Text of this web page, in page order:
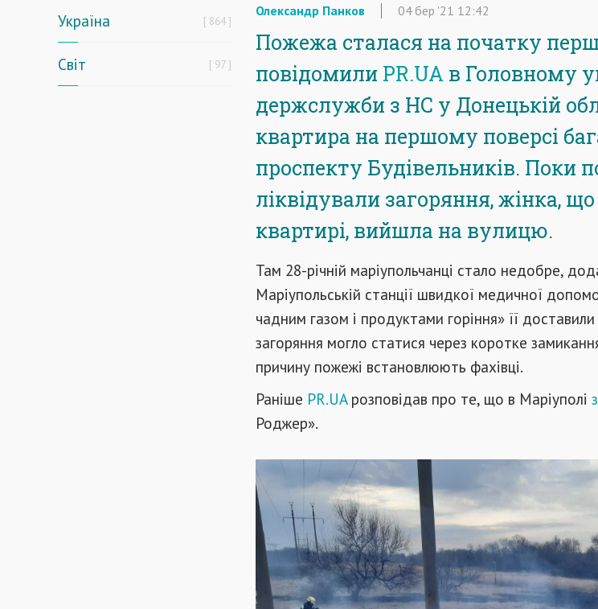
Україна 864
Світ 97
Олександр Панков 04 бер '21 12:42
Пожежа сталася на початку
повідомили PR.UA в Головному
держслужби з НС у Донецькій
квартира на першому поверсі
проспекту Будівельників. Поки
ліквідували загоряння, жінка,
квартирі, вийшла на вулицю.
Там 28-річній маріупольчанці стало недобре,
Маріупольській станції швидкої медичної
чадним газом і продуктами горіння» її
загоряння могло статися через коротке
причину пожежі встановлюють фахівці.
Раніше PR.UAрозповідав про те, що в Маріуполі
Роджер».